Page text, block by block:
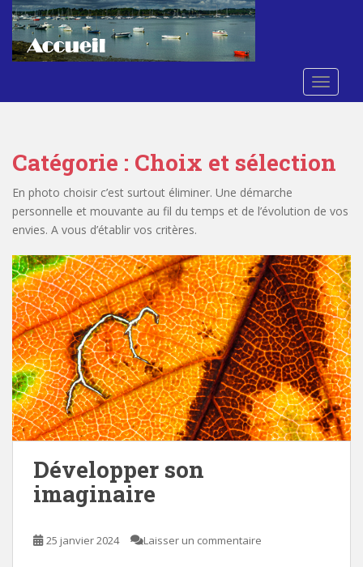
o
Catégorie : Choix et sélection
En photo choisir c’est surtout éliminer. Une démarche
personnelle et mouvante au fil du temps et de l’évolution de vos
envies. A vous d’établir vos critères.
Développer son
imaginaire
25 janvier 2024 Laisser un commentaire